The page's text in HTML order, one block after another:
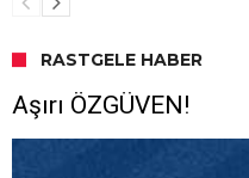
RASTGELE HABER
Aşırı ÖZGÜVEN!